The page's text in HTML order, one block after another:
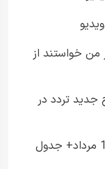
من خواستند از
جدید تردد در